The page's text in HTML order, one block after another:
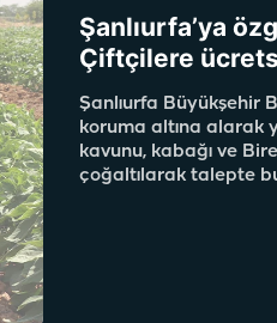
Şanlıurfa’ya
Çiftçilere
Şanlıurfa Büyükşehir
koruma altına alarak
kavunu, kabağı ve
çoğaltılarak talepte